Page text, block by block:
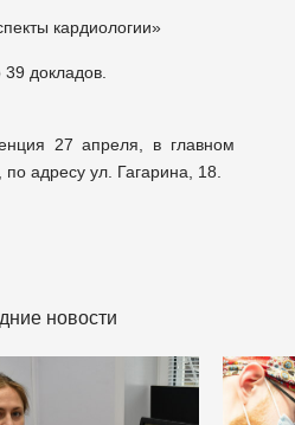
кардиологии»
докладов.
27 апреля, в главном
по адресу ул. Гагарина, 18.
новости